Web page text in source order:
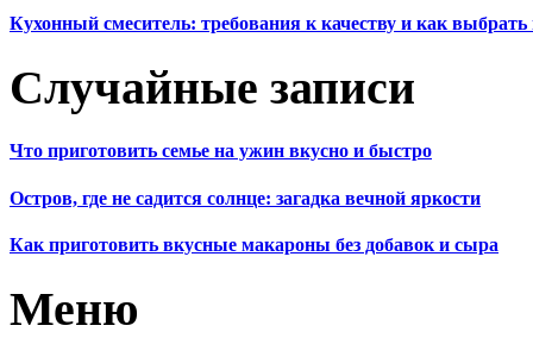
Кухонный смеситель: требования к качеству и как
Случайные записи
Что приготовить семье на ужин вкусно и быстро
Остров, где не садится солнце: загадка вечной яркости
Как приготовить вкусные макароны без добавок и сыра
Меню